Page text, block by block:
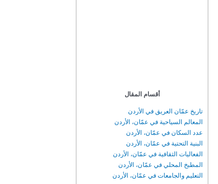
أقسام المقال
تاريخ عمّان العريق في الأردن
المعالم السياحية في عمّان، الأردن
عدد السكان في عمّان، الأردن
البنية التحتية في عمّان، الأردن
الفعاليات الثقافية في عمّان، الأردن
المطبخ المحلي في عمّان، الأردن
التعليم والجامعات في عمّان، الأردن